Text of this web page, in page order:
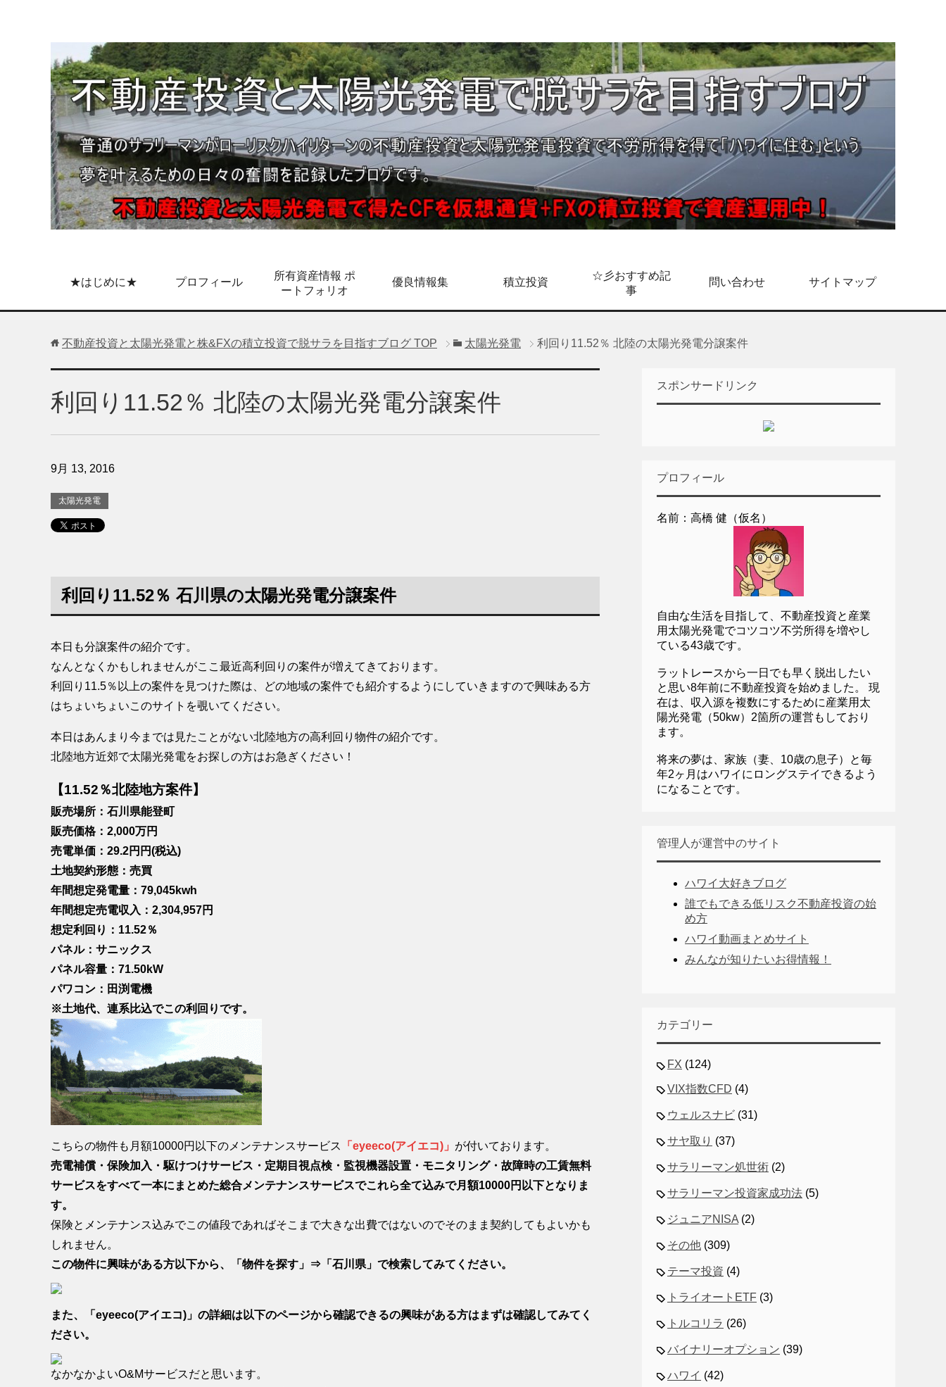
★はじめに★ プロフィール
所有資産情報 ポ
ートフォリオ
優良情報集 積立投資
☆彡おすすめ記
事
問い合わせ サイトマップ
不動産投資と太陽光発電と株&FXの積立投資で脱サラを目指すブログ TOP 太陽光発電 利回り11.52％ 北陸の太陽光発電分譲案件
利回り11.52％ 北陸の太陽光発電分譲案件
9月 13, 2016
太陽光発電
利回り11.52％ 石川県の太陽光発電分譲案件
本日も分譲案件の紹介です。
なんとなくかもしれませんがここ最近高利回りの案件が増えてきております。
利回り11.5％以上の案件を見つけた際は、どの地域の案件でも紹介するようにしていきますので興味ある方
はちょいちょいこのサイトを覗いてください。
本日はあんまり今までは見たことがない北陸地方の高利回り物件の紹介です。
北陸地方近郊で太陽光発電をお探しの方はお急ぎください！
【11.52％北陸地方案件】
販売場所：石川県能登町
販売価格：2,000万円
売電単価：29.2円円(税込)
土地契約形態：売買
年間想定発電量：79,045kwh
年間想定売電収入：2,304,957円
想定利回り：11.52％
パネル：サニックス
パネル容量：71.50kW
パワコン：田渕電機
※土地代、連系比込でこの利回りです。
こちらの物件も月額10000円以下のメンテナンスサービス 「eyeeco(アイエコ)」 が付いております。
売電補償・保険加入・駆けつけサービス・定期目視点検・監視機器設置・モニタリング・故障時の工賃無料
サービスをすべて一本にまとめた総合メンテナンスサービスでこれら全て込みで月額10000円以下となりま
す。
保険とメンテナンス込みでこの値段であればそこまで大きな出費ではないのでそのまま契約してもよいかも
しれません。
この物件に興味がある方以下から、「物件を探す」⇒「石川県」で検索してみてください。
また、「eyeeco(アイエコ)」の詳細は以下のページから確認できるの興味がある方はまずは確認してみてく
ださい。
なかなかよいO&Mサービスだと思います。
スポンサードリンク
プロフィール
名前：高橋 健（仮名）
自由な生活を目指して、不動産投資と産業
用太陽光発電でコツコツ不労所得を増やし
ている43歳です。
ラットレースから一日でも早く脱出したい
と思い8年前に不動産投資を始めました。 現
在は、収入源を複数にするために産業用太
陽光発電（50kw）2箇所の運営もしており
ます。
将来の夢は、家族（妻、10歳の息子）と毎
年2ヶ月はハワイにロングステイできるよう
になることです。
管理人が運営中のサイト
ハワイ大好きブログ
誰でもできる低リスク不動産投資の始
め方
ハワイ動画まとめサイト
みんなが知りたいお得情報！
カテゴリー
FX (124)
VIX指数CFD (4)
ウェルスナビ (31)
サヤ取り (37)
サラリーマン処世術 (2)
サラリーマン投資家成功法 (5)
ジュニアNISA (2)
その他 (309)
テーマ投資 (4)
トライオートETF (3)
トルコリラ (26)
バイナリーオプション (39)
ハワイ (42)